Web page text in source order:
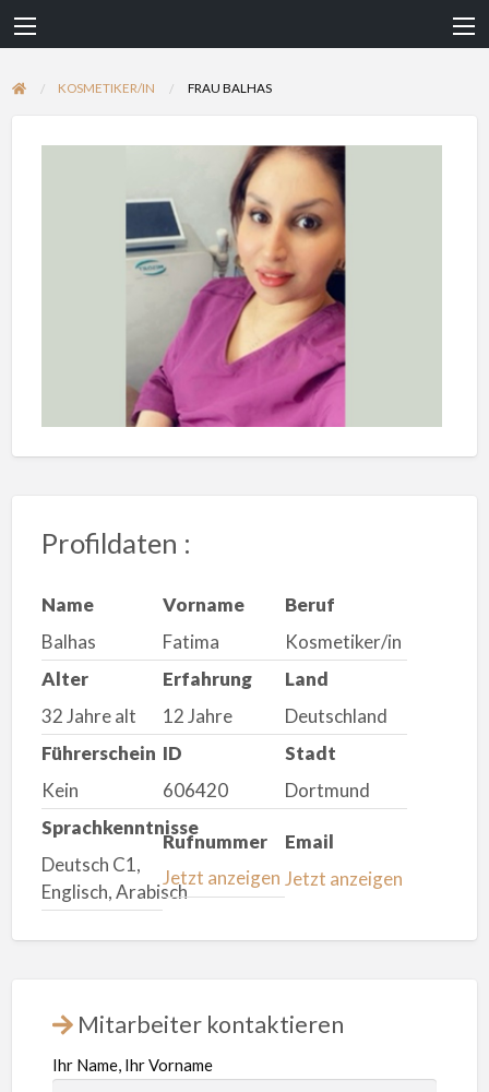
KOSMETIKER/IN FRAU BALHAS
Profildaten :
Name
Balhas
Vorname
Fatima
Beruf
Kosmetiker/in
Alter
32 Jahre alt
Erfahrung
12 Jahre
Land
Deutschland
Führerschein
Kein
ID
606420
Stadt
Dortmund
Sprachkenntnisse
Deutsch C1,
Englisch, Arabisch
Rufnummer
Jetzt anzeigen
Email
Jetzt anzeigen
Mitarbeiter kontaktieren
Ihr Name, Ihr Vorname